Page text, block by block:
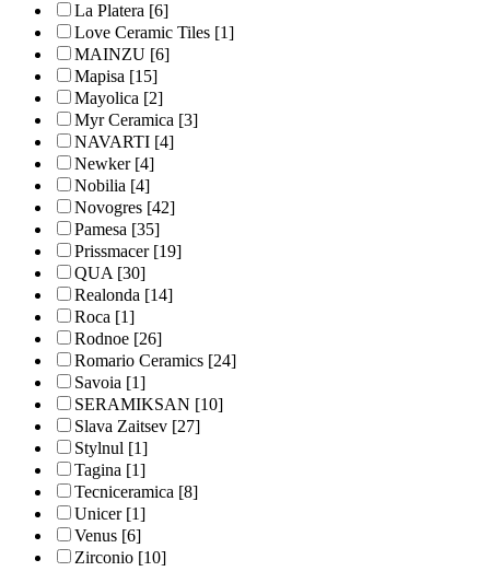
La Platera [6]
Love Ceramic Tiles [1]
MAINZU [6]
Mapisa [15]
Mayolica [2]
Myr Ceramica [3]
NAVARTI [4]
Newker[4]
Nobilia [4]
Novogres [42]
Pamesa [35]
Prissmacer[19]
QUA[30]
Realonda [14]
Roca [1]
Rodnoe [26]
Romario Ceramics [24]
Savoia [1]
SERAMIKSAN [10]
Slava Zaitsev [27]
Stylnul [1]
Tagina [1]
Tecniceramica [8]
Unicer[1]
Venus [6]
Zirconio [10]